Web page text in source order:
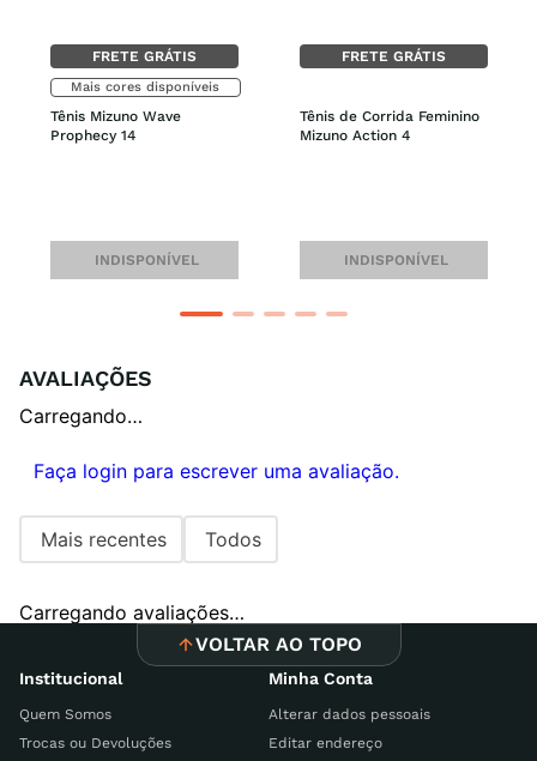
FRETE GRÁTIS
Mais cores disponíveis
Tênis Mizuno Wave
Prophecy 14
INDISPONÍVEL
FRETE GRÁTIS
Tênis de Corrida Feminino
Mizuno Action 4
INDISPONÍVEL
AVALIAÇÕES
Carregando…
Faça login para escrever uma avaliação.
Mais recentes Todos
Carregando avaliações…
VOLTAR AO TOPO
Institucional
Quem Somos
Trocas ou Devoluções
Minha Conta
Alterar dados pessoais
Editar endereço